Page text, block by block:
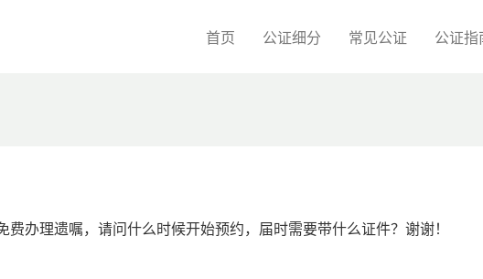
首页 公证细分 常见公证 公证指
办理遗嘱，请问什么时候开始预约，届时需要带什么证件？谢谢！